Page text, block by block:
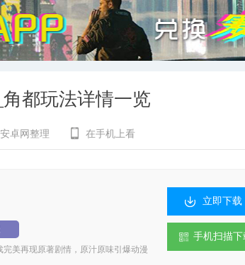
都玩法详情一览
卓网整理 在手机上看
美再现原著剧情，原汁原味引爆动漫
立即下载
手机扫描下